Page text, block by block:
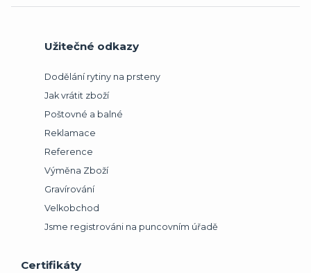
Užitečné odkazy
Dodělání rytiny na prsteny
Jak vrátit zboží
Poštovné a balné
Reklamace
Reference
Výměna Zboží
Gravírování
Velkobchod
Jsme registrováni na puncovním úřadě
Certifikáty